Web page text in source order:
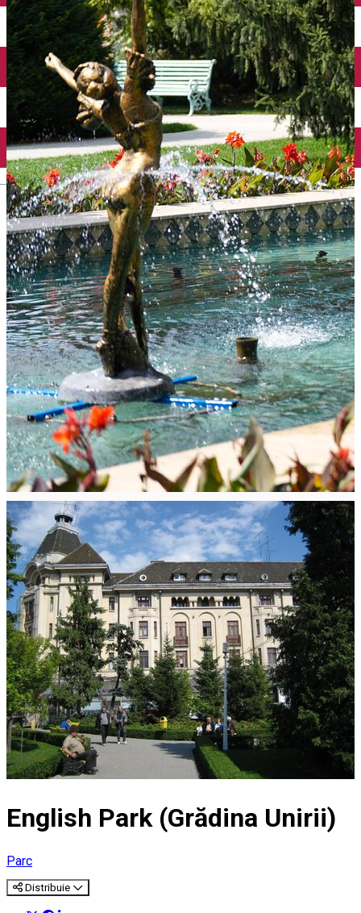
English
Închirieri auto
Închirieri biciclete
Taxi
Încărcare vehicule electrice
English Park (Grădina Unirii)
Parc
Distribuie